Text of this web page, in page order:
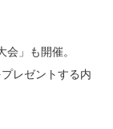
」も開催。
レゼントする内